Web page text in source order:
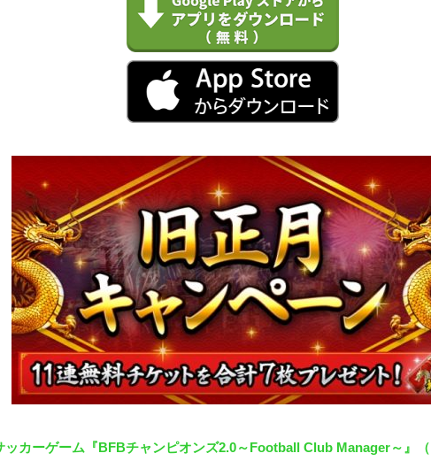
カーゲーム『BFBチャンピオンズ2.0～Football Club Manager～』